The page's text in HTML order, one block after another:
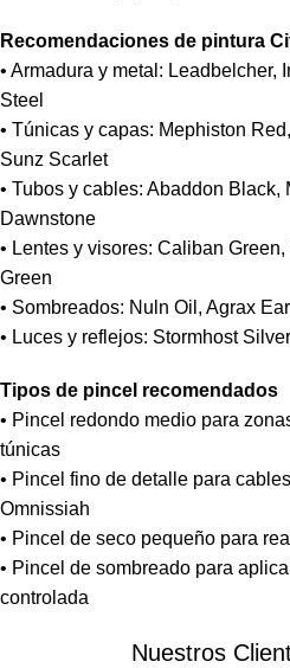
Recomendaciones de pintura
• Armadura y metal: Leadbelcher,
Steel
• Túnicas y capas: Mephiston
Sunz Scarlet
• Tubos y cables: Abaddon Black,
Dawnstone
• Lentes y visores: Caliban
Green
• Sombreados: Nuln Oil, Agrax
• Luces y reflejos: Stormhost
Tipos de pincel recomendados
• Pincel redondo medio para
túnicas
• Pincel fino de detalle para
Omnissiah
• Pincel de seco pequeño para
• Pincel de sombreado para
controlada
Nuestros